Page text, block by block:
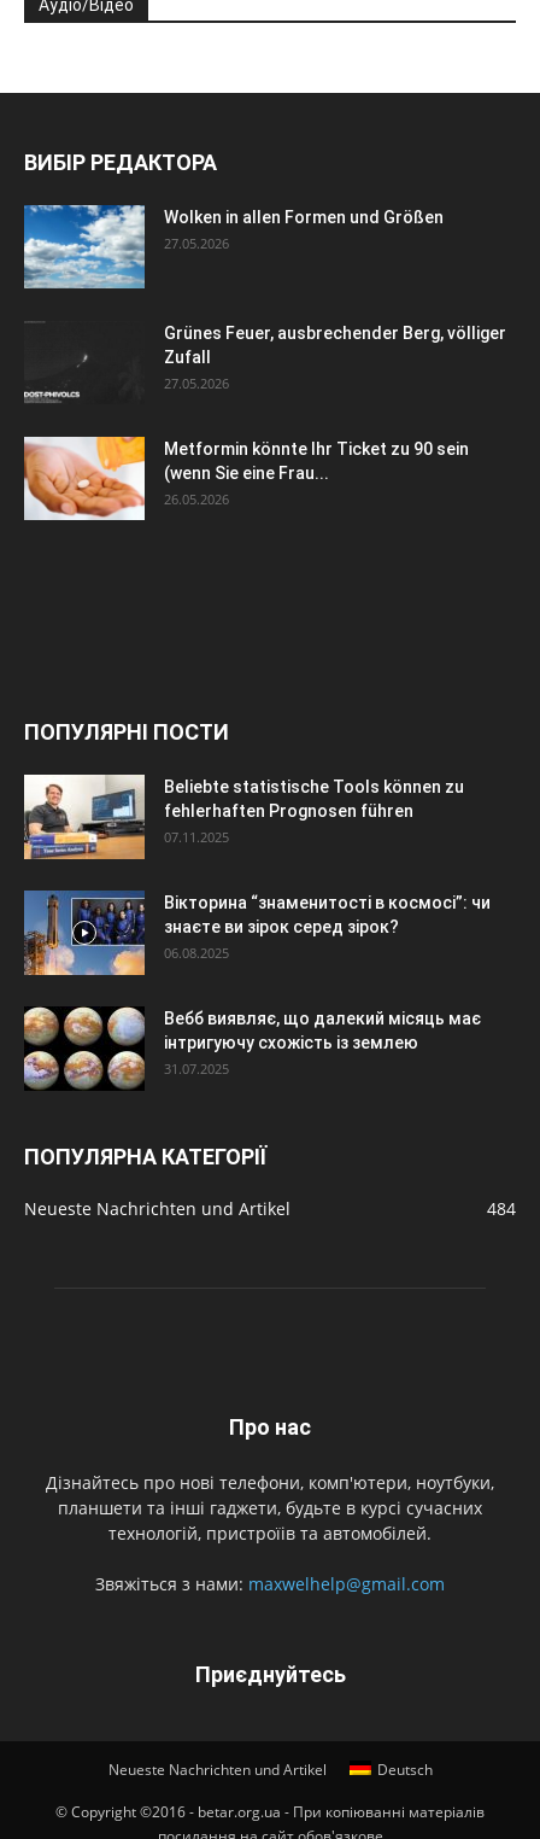
Аудіо/Відео
ВИБІР РЕДАКТОРА
Wolken in allen Formen und Größen
27.05.2026
Grünes Feuer, ausbrechender Berg, völliger
Zufall
27.05.2026
Metformin könnte Ihr Ticket zu 90 sein
(wenn Sie eine Frau...
26.05.2026
ПОПУЛЯРНІ ПОСТИ
Beliebte statistische Tools können zu
fehlerhaften Prognosen führen
07.11.2025
Вікторина “знаменитості в космосі”: чи
знаєте ви зірок серед зірок?
06.08.2025
Вебб виявляє, що далекий місяць має
інтригуючу схожість із землею
31.07.2025
ПОПУЛЯРНА КАТЕГОРІЇ
Neueste Nachrichten und Artikel 484
Про нас
Дізнайтесь про нові телефони, комп'ютери, ноутбуки,
планшети та інші гаджети, будьте в курсі сучасних
технологій, пристроїів та автомобілей.
Звяжіться з нами: maxwelhelp@gmail.com
Приєднуйтесь
Neueste Nachrichten und Artikel Deutsch
© Copyright ©2016 - betar.org.ua - При копіюванні матеріалів